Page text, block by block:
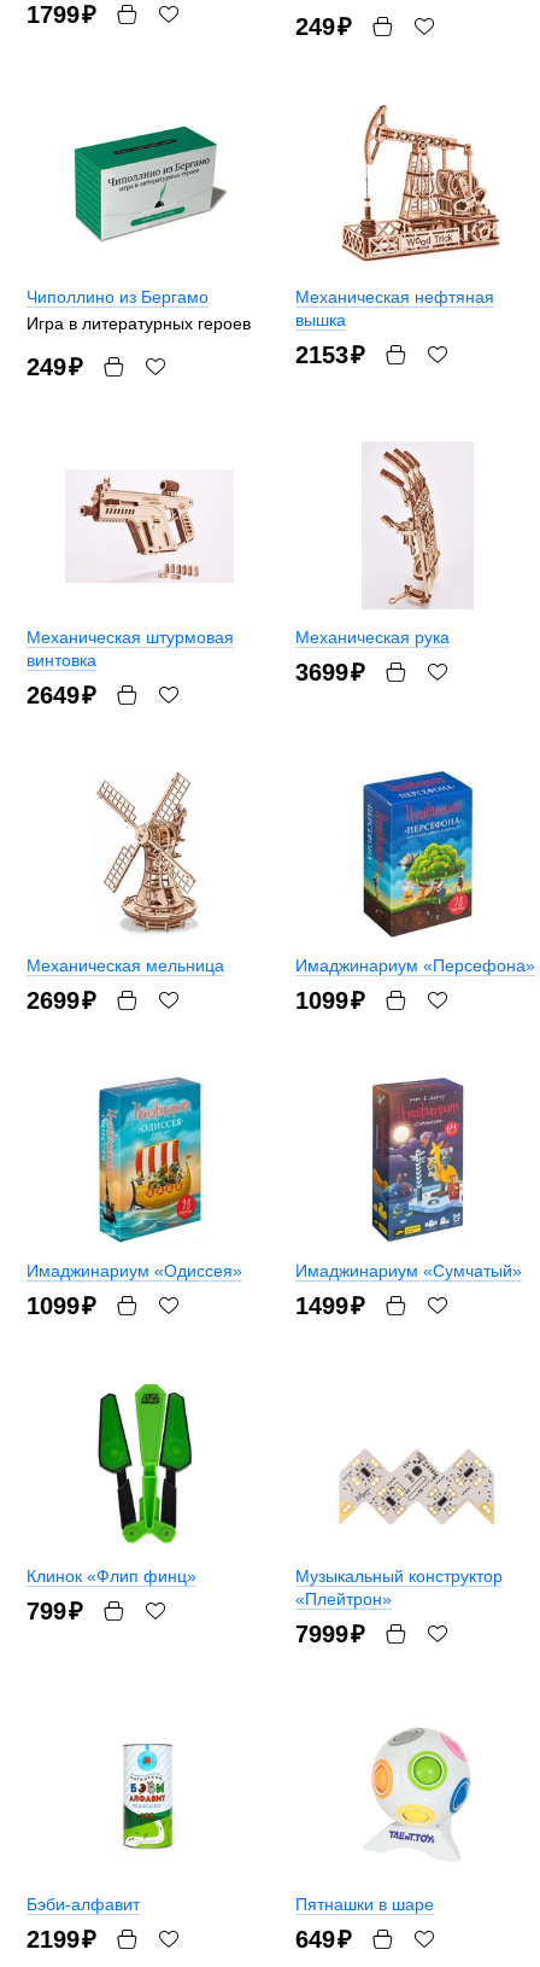
1799₽ 249₽
Чиполлино из Бергамо
Игра в литературных героев
249₽
Механическая нефтяная
вышка
2153₽
Механическая штурмовая
винтовка
2649₽
Механическая рука
3699₽
Механическая мельница
2699₽
Имаджинариум «Персефона»
1099₽
Имаджинариум «Одиссея»
1099₽
Имаджинариум «Сумчатый»
1499₽
Клинок «Флип финц»
799₽
Музыкальный конструктор
«Плейтрон»
7999₽
Бэби-алфавит
2199₽
Пятнашки в шаре
649₽